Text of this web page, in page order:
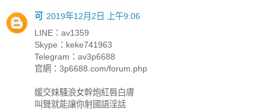
可
2019年12月2日 上午9:06
LINE：av1359
Skype：keke741963
Telegram：av3p6688
官網：3p6688.com/forum.php
媛交妹騷浪女幹炮紅唇白膚
叫聲就能讓你射國語淫話